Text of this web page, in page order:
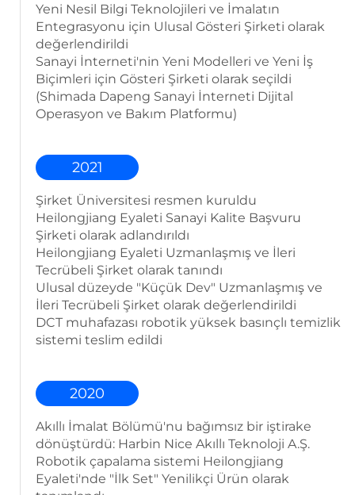
Yeni Nesil Bilgi Teknolojileri ve İmalatın
Entegrasyonu için Ulusal Gösteri Şirketi olarak
değerlendirildi
Sanayi İnterneti'nin Yeni Modelleri ve Yeni İş
Biçimleri için Gösteri Şirketi olarak seçildi
(Shimada Dapeng Sanayi İnterneti Dijital
Operasyon ve Bakım Platformu)
2021
Şirket Üniversitesi resmen kuruldu
Heilongjiang Eyaleti Sanayi Kalite Başvuru
Şirketi olarak adlandırıldı
Heilongjiang Eyaleti Uzmanlaşmış ve İleri
Tecrübeli Şirket olarak tanındı
Ulusal düzeyde "Küçük Dev" Uzmanlaşmış ve
İleri Tecrübeli Şirket olarak değerlendirildi
DCT muhafazası robotik yüksek basınçlı temizlik
sistemi teslim edildi
2020
Akıllı İmalat Bölümü'nu bağımsız bir iştirake
dönüştürdü: Harbin Nice Akıllı Teknoloji A.Ş.
Robotik çapalama sistemi Heilongjiang
Eyaleti'nde "İlk Set" Yenilikçi Ürün olarak